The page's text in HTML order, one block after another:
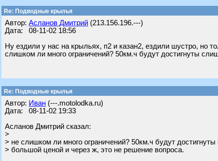
Re: Подводные крылья
Автор: Асланов Дмитрий (213.156.196.---)
Дата: 08-11-02 18:56
Ну ездили у нас на крыльях, п2 и казан2, ездили шустро, но
слишком ли много ограничений? 50км.ч будут достигнуты
Re: Подводные крылья
Автор: Иван (---.motolodka.ru)
Дата: 08-11-02 19:33
Асланов Дмитрий сказал:
>
> не слишком ли много ограничений? 50км.ч будут
> большой ценой и через ж, это не решение вопроса.